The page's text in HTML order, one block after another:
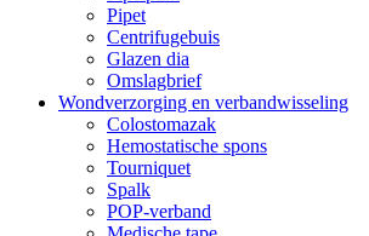
Pipet
Centrifugebuis
Glazen dia
Omslagbrief
Wondverzorging en verbandwisseling
Colostomazak
Hemostatische spons
Tourniquet
Spalk
POP-verband